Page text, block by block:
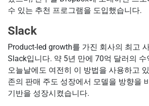
수 있는 추천 프로그램을 도입했습니다.
Slack
Product-led growth를 가진 회사의 최고
Slack입니다. 약 5년 만에 70억 달러의
오늘날에도 여전히 이 방법을 사용하고
존의 판매 주도 성장에서 모델을 방향을
기반을 성장시켰습니다.